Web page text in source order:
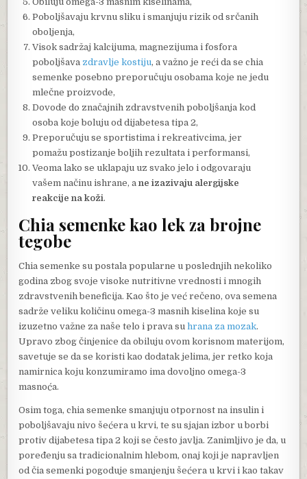
Poboljšavaju krvnu sliku i smanjuju rizik od srčanih
oboljenja,
Visok sadržaj kalcijuma, magnezijuma i fosfora
poboljšava zdravlje kostiju, a važno je reći da se chia
semenke posebno preporučuju osobama koje ne jedu
mlečne proizvode,
Dovode do značajnih zdravstvenih poboljšanja kod
osoba koje boluju od dijabetesa tipa 2,
Preporučuju se sportistima i rekreativcima, jer
pomažu postizanje boljih rezultata i performansi,
Veoma lako se uklapaju uz svako jelo i odgovaraju
vašem načinu ishrane, ane izazivaju alergijske
reakcije na koži.
Chia semenke kao lek za brojne
tegobe
Chia semenke su postala popularne u poslednjih nekoliko
godina zbog svoje visoke nutritivne vrednosti i mnogih
zdravstvenih beneficija. Kao što je već rečeno, ova semena
sadrže veliku količinu omega-3 masnih kiselina koje su
izuzetno važne za naše telo i prava suhrana za mozak.
Upravo zbog činjenice da obiluju ovom korisnom materijom,
savetuje se da se koristi kao dodatak jelima, jer retko koja
namirnica koju konzumiramo ima dovoljno omega-3
masnoća.
Osim toga, chia semenke smanjuju otpornost na insulin i
poboljšavaju nivo šećera u krvi, te su sjajan izbor u borbi
protiv dijabetesa tipa 2 koji se često javlja. Zanimljivo je da, u
poređenju sa tradicionalnim hlebom, onaj koji je napravljen
od čia semenki pogoduje smanjenju šećera u krvi i kao takav